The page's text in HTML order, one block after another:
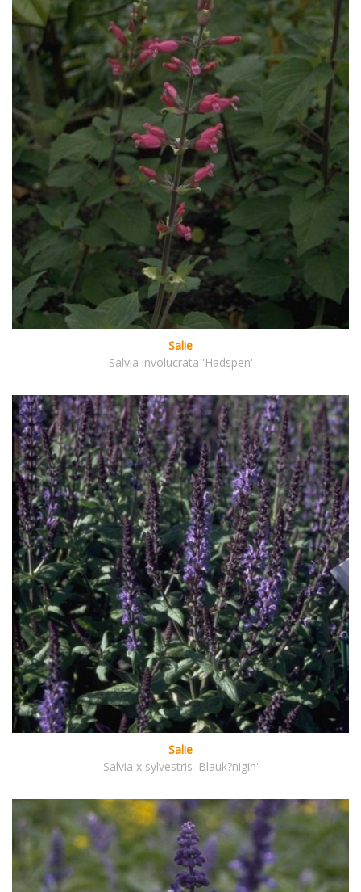
Salie
Salvia involucrata 'Hadspen'
Salie
Salvia x sylvestris 'Blauk?nigin'